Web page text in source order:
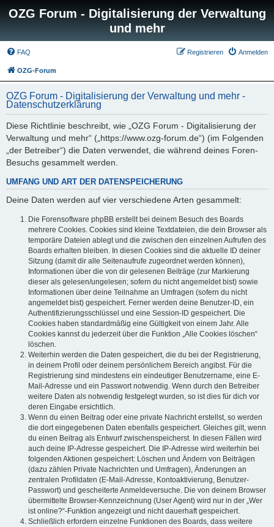
OZG Forum - Digitalisierung der Verwaltung
und mehr
FAQ Anmelden
Registrieren
OZG-Forum
OZG Forum - Digitalisierung der Verwaltung und mehr -
Datenschutzerklärung
Diese Richtlinie beschreibt, wie „OZG Forum - Digitalisierung der
Verwaltung und mehr“ („https://www.ozg-forum.de“) (im Folgenden
„der Betreiber“) die Daten verwendet, die während deines Foren-
Besuchs gesammelt werden.
UMFANG UND ART DER DATENSPEICHERUNG
Deine Daten werden auf vier verschiedene Arten gesammelt:
Die Forensoftware phpBB erstellt bei deinem Besuch des Boards
mehrere Cookies. Cookies sind kleine Textdateien, die dein Browser als
temporäre Dateien ablegt und die zwischen den einzelnen Aufrufen des
Boards erhalten bleiben. In diesen Cookies sind die aktuelle ID deiner
Sitzung (damit dir alle Seitenaufrufe zugeordnet werden können),
Informationen über die von dir gelesenen Beiträge (zur Markierung
dieser als gelesen/ungelesen; sofern du nicht angemeldet bist) sowie
Informationen über deine Teilnahme an Umfragen (sofern du nicht
angemeldet bist) gespeichert. Ferner werden deine Benutzer-ID, ein
Authentifizierungsschlüssel und eine Session-ID gespeichert. Die
Cookies haben standardmäßig eine Gültigkeit von einem Jahr. Alle
Cookies kannst du jederzeit über die Funktion „Alle Cookies löschen“
löschen.
Weiterhin werden die Daten gespeichert, die du bei der Registrierung,
in deinem Profil oder deinem persönlichem Bereich angibst. Für die
Registrierung sind mindestens ein eindeutiger Benutzername, eine E-
Mail-Adresse und ein Passwort notwendig. Wenn durch den Betreiber
weitere Daten als notwendig festgelegt wurden, so ist dies für dich vor
deren Eingabe ersichtlich.
Wenn du einen Beitrag oder eine private Nachricht erstellst, so werden
die dort eingegebenen Daten ebenfalls gespeichert. Gleiches gilt, wenn
du einen Beitrag als Entwurf zwischenspeicherst. In diesen Fällen wird
auch deine IP-Adresse gespeichert. Die IP-Adresse wird weiterhin bei
folgenden Aktionen gespeichert: Löschen und Ändern von Beiträgen
(dazu zählen Private Nachrichten und Umfragen), Änderungen an
zentralen Profildaten (E-Mail-Adresse, Kontoaktivierung, Benutzer-
Passwort) und gescheiterte Anmeldeversuche. Die von deinem Browser
übermittelte Browser-Kennzeichnung (User Agent) wird nur in der „Wer
ist online?“-Funktion angezeigt und nicht dauerhaft gespeichert.
Schließlich erfordern einzelne Funktionen des Boards, dass weitere